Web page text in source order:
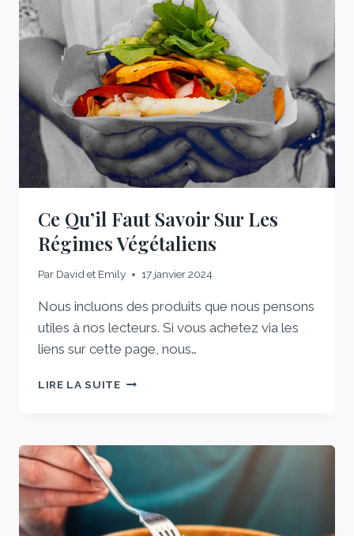
HUIT
FOIS
LEUR
VALEUR
AU
CHAMP
Ce Qu’il Faut Savoir Sur Les
Régimes Végétaliens
Par David et Emily 17 janvier 2024
Nous incluons des produits que nous pensons
utiles à nos lecteurs. Si vous achetez via les
liens sur cette page, nous…
LIRE LA SUITECE
SUR
VÉGÉTALIENS